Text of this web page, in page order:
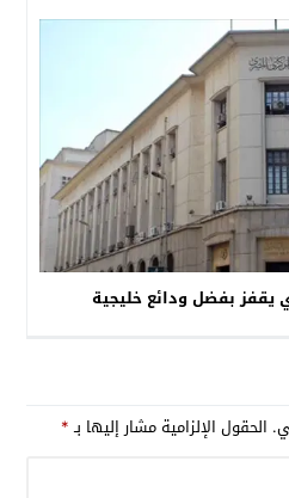
يقفز بفضل ودائع خليجية
الحقول الإلزامية مشار إليها بـ*